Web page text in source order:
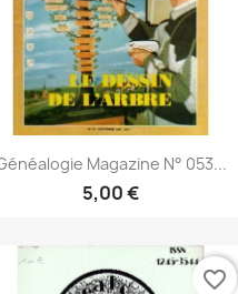
Anteprima
Magazine N° 053...
5,00 €
favorite_border